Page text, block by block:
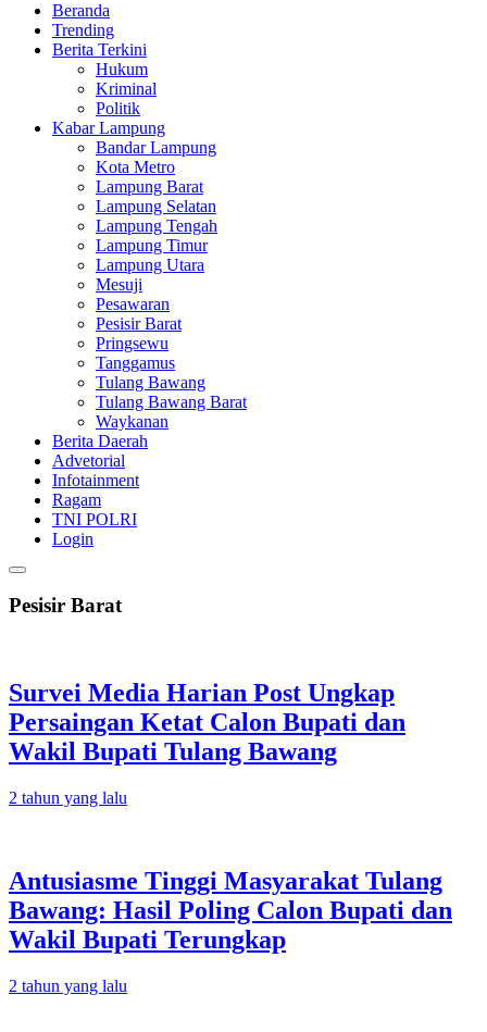
Beranda
Trending
Berita Terkini
Hukum
Kriminal
Politik
Kabar Lampung
Bandar Lampung
Kota Metro
Lampung Barat
Lampung Selatan
Lampung Tengah
Lampung Timur
Lampung Utara
Mesuji
Pesawaran
Pesisir Barat
Pringsewu
Tanggamus
Tulang Bawang
Tulang Bawang Barat
Waykanan
Berita Daerah
Advetorial
Infotainment
Ragam
TNI POLRI
Login
Pesisir Barat
Survei Media Harian Post Ungkap
Persaingan Ketat Calon Bupati dan
Wakil Bupati Tulang Bawang
2 tahun yang lalu
Antusiasme Tinggi Masyarakat Tulang
Bawang: Hasil Poling Calon Bupati dan
Wakil Bupati Terungkap
2 tahun yang lalu